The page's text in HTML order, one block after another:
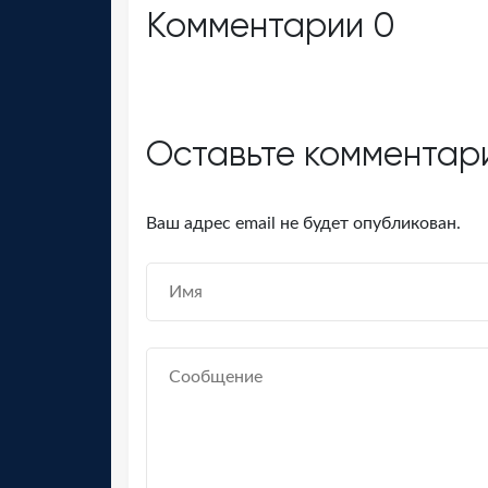
Комментарии 0
Оставьте
Ваш адрес email не будет опубликован.